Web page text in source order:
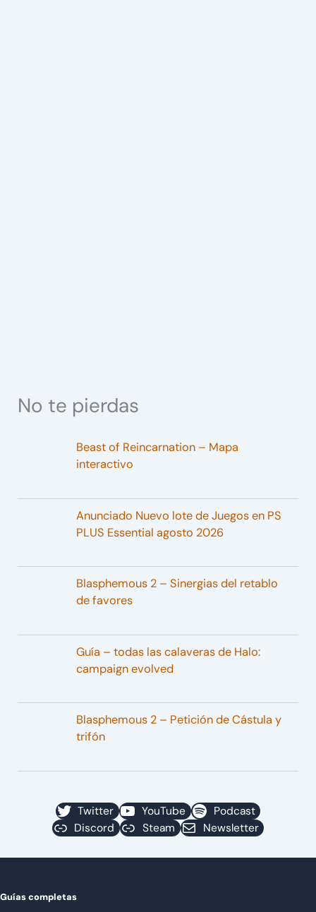
No te pierdas
Beast of Reincarnation – Mapa
interactivo
Anunciado Nuevo lote de Juegos en PS
PLUS Essential agosto 2026
Blasphemous 2 – Sinergias del retablo
de favores
Guía – todas las calaveras de Halo:
campaign evolved
Blasphemous 2 – Petición de Cástula y
trifón
Twitter YouTube
Podcast
Discord
Steam Newsletter
Guías completas